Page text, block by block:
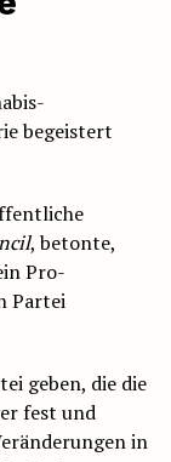
begeistert
, betonte,
Pro-
Partei
geben, die die
fest und
in